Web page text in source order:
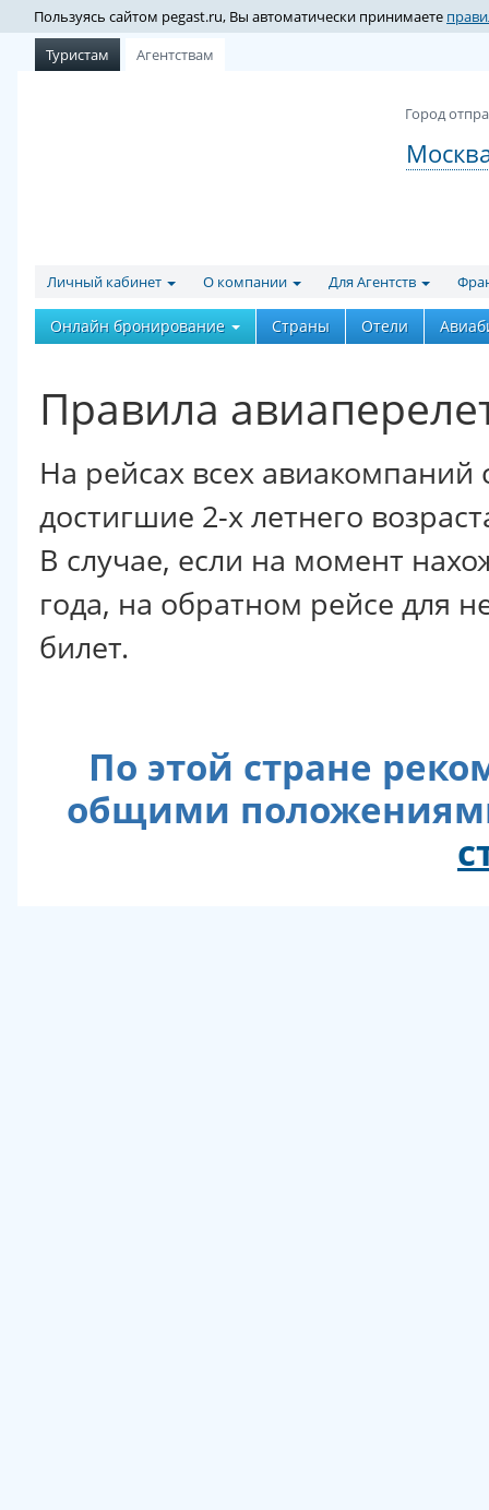
Пользуясь сайтом pegast.ru, Вы автоматически принимаете
Туристам
Агентствам
Город
Личный кабинет О компании Для Агентств
Онлайн бронирование Страны Отели
Правила
На рейсах всех авиакомпаний
достигшие 2-х летнего
В случае, если на момент
года, на обратном рейсе для
билет.
По этой стране
общими